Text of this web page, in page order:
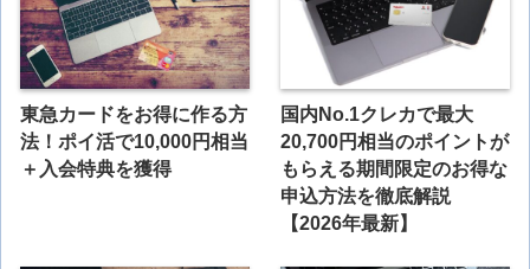
東急カードをお得に作る方
法！ポイ活で10,000円相当
＋入会特典を獲得
国内No.1クレカで最大
20,700円相当のポイントが
もらえる期間限定のお得な
申込方法を徹底解説
【2026年最新】